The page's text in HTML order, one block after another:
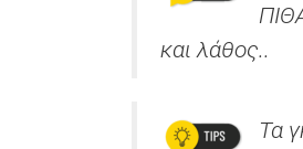
και λάθος..
Τα